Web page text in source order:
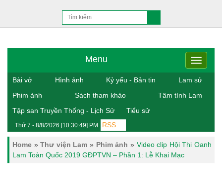
Menu Menu
Bài vở Hình ảnh Kỷ yếu - Bản tin
Lam sử
Phim ảnh
Sách tham khảo
Tâm tình Lam
Tập san Truyền Thống - Lịch Sử
Tiểu sử
Thứ 7 - 8/8/2026 [10:30:49] PM RSS
Home »Thư viện Lam » Phim ảnh » Video clip Hội Thi Oanh
Lam Toàn Quốc 2019 GĐPTVN – Phần 1: Lễ Khai Mạc